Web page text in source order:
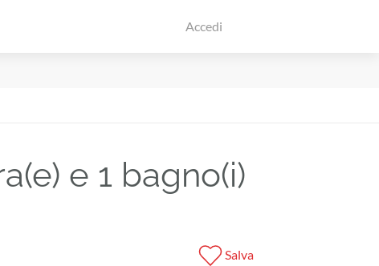
Accedi
e 1 bagno(i)
Salva